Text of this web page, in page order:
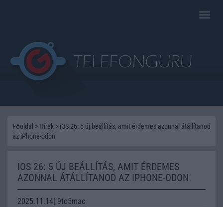
Toggle
Főoldal > Hírek > iOS 26: 5 új beállítás, amit érdemes azonnal átállítanod
az iPhone-odon
IOS 26: 5 ÚJ BEÁLLÍTÁS, AMIT ÉRDEMES
AZONNAL ÁTÁLLÍTANOD AZ IPHONE-ODON
2025.11.14| 9to5mac